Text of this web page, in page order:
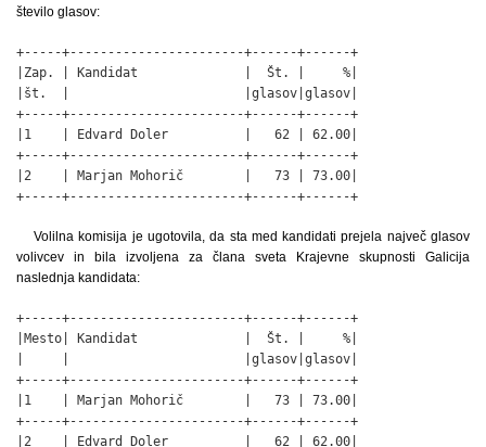
število glasov:
+-----+-----------------------+------+------+
|Zap. | Kandidat              |  Št. |     %|
|št.  |                       |glasov|glasov|
+-----+-----------------------+------+------+
|1    | Edvard Doler          |   62 | 62.00|
+-----+-----------------------+------+------+
|2    | Marjan Mohorič        |   73 | 73.00|
+-----+-----------------------+------+------+
Volilna komisija je ugotovila, da sta med kandidati prejela največ glasov
volivcev in bila izvoljena za člana sveta Krajevne skupnosti Galicija
naslednja kandidata:
+-----+-----------------------+------+------+
|Mesto| Kandidat              |  Št. |     %|
|     |                       |glasov|glasov|
+-----+-----------------------+------+------+
|1    | Marjan Mohorič        |   73 | 73.00|
+-----+-----------------------+------+------+
|2    | Edvard Doler          |   62 | 62.00|